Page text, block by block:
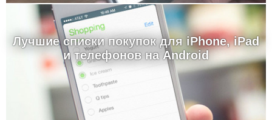
Лучшие cписки покупок для iPhone, iPad
и телефонов на Android